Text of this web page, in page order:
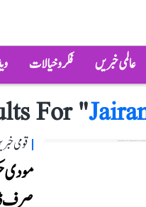
عالمی خبریں فکر و خیالات
For "
قومی
مودی
صرف